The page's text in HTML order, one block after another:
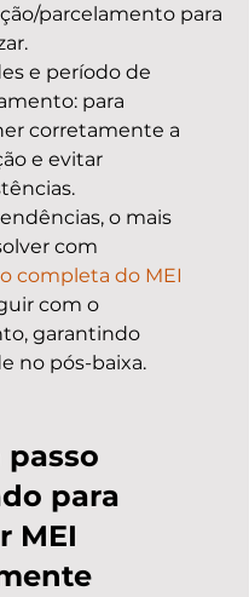
parcelamento para
e período de
para
corretamente a
e evitar
o mais
com
completa do MEI
com o
garantindo
no pós-baixa.
passo
para
MEI